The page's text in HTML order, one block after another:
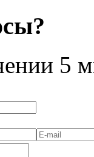
5